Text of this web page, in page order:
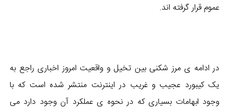
عموم قرار گرفته اند.
در ادامه ی مرز شکنی بین تخیل و واقعیت امروز اخباری راجع به
یک کیبورد عجیب و غریب در اینترنت منتشر شده است که با
وجود ابهامات بسیاری که در نحوه ی عملکرد آن وجود دارد می